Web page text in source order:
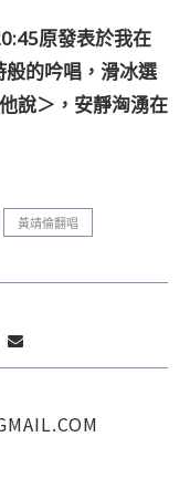
原發表於我在
的吟唱，滑冰選
說＞，安靜洶湧在
黃靖倫翻唱